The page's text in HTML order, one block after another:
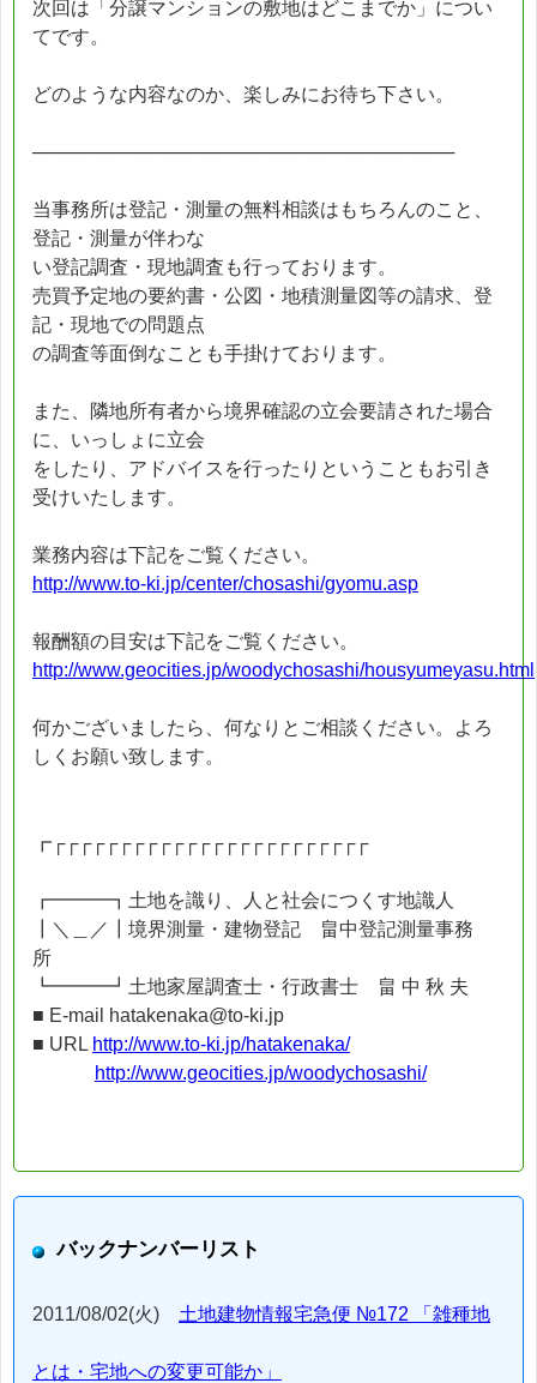
次回は「分譲マンションの敷地はどこまでか」につい
てです。
どのような内容なのか、楽しみにお待ち下さい。
────────────────────────────────
当事務所は登記・測量の無料相談はもちろんのこと、
登記・測量が伴わな
い登記調査・現地調査も行っております。
売買予定地の要約書・公図・地積測量図等の請求、登
記・現地での問題点
の調査等面倒なことも手掛けております。
また、隣地所有者から境界確認の立会要請された場合
に、いっしょに立会
をしたり、アドバイスを行ったりということもお引き
受けいたします。
業務内容は下記をご覧ください。
http://www.to-ki.jp/center/chosashi/gyomu.asp
報酬額の目安は下記をご覧ください。
http://www.geocities.jp/woodychosashi/housyumeyasu.html
何かございましたら、何なりとご相談ください。よろ
しくお願い致します。
┏┌┌┌┌┌┌┌┌┌┌┌┌┌┌┌┌┌┌┌┌┌┌┌┌
┏━━━┓土地を識り、人と社会につくす地識人
┃＼＿／┃境界測量・建物登記 畠中登記測量事務
所
┗━━━┛土地家屋調査士・行政書士 畠 中 秋 夫
■ E-mail hatakenaka@to-ki.jp
■ URL http://www.to-ki.jp/hatakenaka/
http://www.geocities.jp/woodychosashi/
バックナンバーリスト
2011/08/02(火) 土地建物情報宅急便 №172 「雑種地
とは・宅地への変更可能か」